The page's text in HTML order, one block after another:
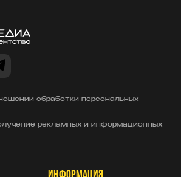
обработки персональных
рекламных и информационных